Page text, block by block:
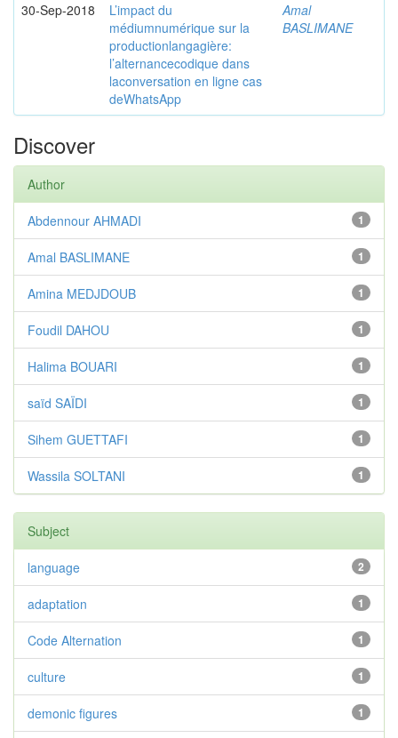
30-Sep-2018
L’impact du
médiumnumérique sur la
productionlangagière:
l’alternancecodique dans
laconversation en ligne cas
deWhatsApp
Amal
BASLIMANE
Discover
Author
1
Abdennour AHMADI
1
Amal BASLIMANE
1
Amina MEDJDOUB
1
Foudil DAHOU
1
Halima BOUARI
1
saïd SAÏDI
1
Sihem GUETTAFI
1
Wassila SOLTANI
Subject
2
language
1
adaptation
1
Code Alternation
1
culture
1
demonic figures